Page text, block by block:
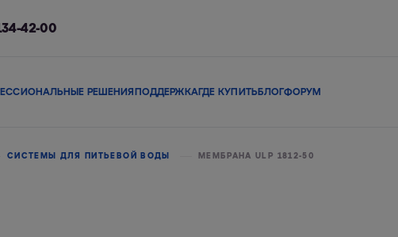
42-00
РЕШЕНИЯ ПОДДЕРЖКАГДЕ КУПИТЬ БЛОГФОРУМ
Сменные модулиМагистральные фильтрыВ коттедж Сопутствующие товары
СИСТЕМЫ ДЛЯ ПИТЬЕВОЙ ВОДЫ МЕМБРАНА ULP 1812-50